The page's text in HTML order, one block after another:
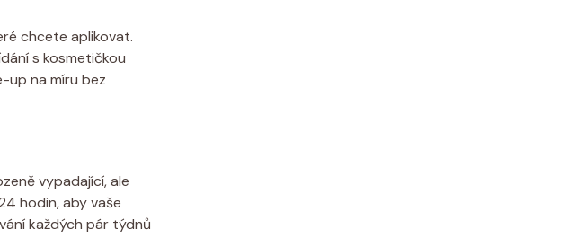
chcete aplikovat.
s kosmetičkou
up na míru bez
vypadající, ale
hodin, aby vaše
každých pár týdnů